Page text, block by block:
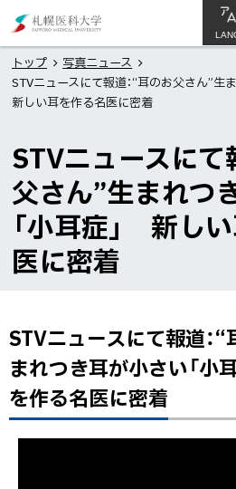
文
へ
メ
ニ
ー
へ
医
科
大
トップ
写真ニュース
STVニュースにて報道：“耳のお父さん”生
新しい耳を作る名医に密着
STVニュースにて
父さん”生まれつ
「小耳症」 新し
医に密着
ペ
ー
ジ
内
STVニュースにて報道：
まれつき耳が小さい「小
を作る名医に密着